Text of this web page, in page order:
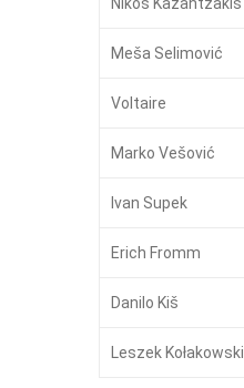
Meša Selimović
Voltaire
Marko Vešović
Ivan Supek
Erich Fromm
Danilo Kiš
Leszek Kołakowski